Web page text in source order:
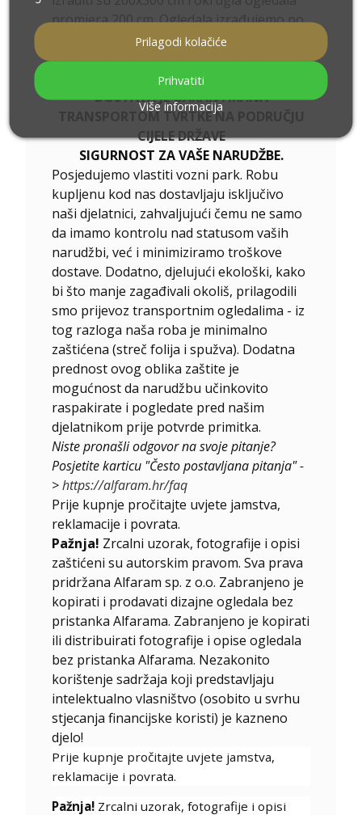
promjera 200 cm. Ogledala izrađujemo po
individualnoj narudžbi. Molimo pošaljite
svoj upit zajedno s projektom na e-mail
ogledala@alfaram.hr
DOSTAVA JE GARANTIRANA
TRANSPORTOM TVRTKE NA PODRUČJU
CIJELE DRŽAVE
SIGURNOST ZA VAŠE NARUDŽBE.
Posjedujemo vlastiti vozni park. Robu
kupljenu kod nas dostavljaju isključivo
naši djelatnici, zahvaljujući čemu ne samo
da imamo kontrolu nad statusom vaših
narudžbi, već i minimiziramo troškove
dostave. Dodatno, djelujući ekološki, kako
bi što manje zagađivali okoliš, prilagodili
smo prijevoz transportnim ogledalima - iz
tog razloga naša roba je minimalno
zaštićena (streč folija i spužva). Dodatna
prednost ovog oblika zaštite je
mogućnost da narudžbu učinkovito
raspakirate i pogledate pred našim
djelatnikom prije potvrde primitka.
Niste pronašli odgovor na svoje pitanje?
Posjetite karticu "Često postavljana pitanja" -
>https://alfaram.hr/faq
Prije kupnje pročitajte uvjete jamstva,
reklamacije i povrata.
Pažnja! Zrcalni uzorak, fotografije i opisi
zaštićeni su autorskim pravom. Sva prava
pridržana Alfaram sp. z o.o. Zabranjeno je
kopirati i prodavati dizajne ogledala bez
pristanka Alfarama. Zabranjeno je kopirati
ili distribuirati fotografije i opise ogledala
bez pristanka Alfarama. Nezakonito
korištenje sadržaja koji predstavljaju
intelektualno vlasništvo (osobito u svrhu
stjecanja financijske koristi) je kazneno
djelo!
Prije kupnje pročitajte uvjete jamstva,
reklamacije i povrata.
Pažnja! Zrcalni uzorak, fotografije i opisi
Više informacija
Prilagodi kolačiće
Prihvatiti